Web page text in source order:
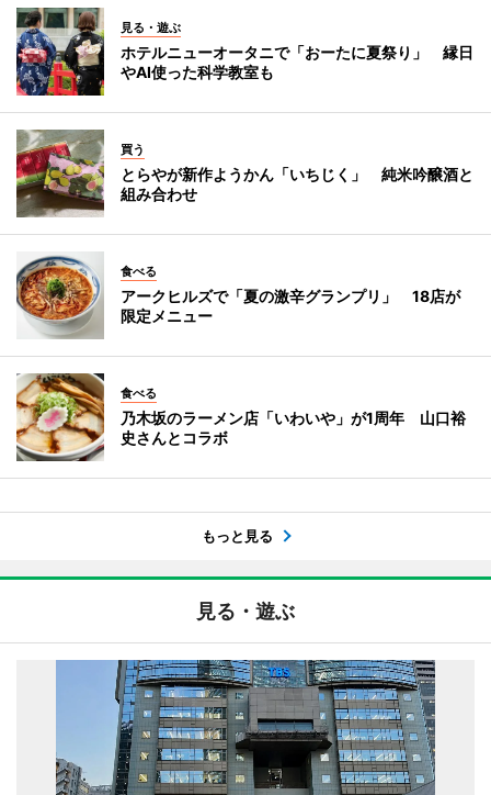
見る・遊ぶ
ホテルニューオータニで「おーたに夏祭り」 縁日
やAI使った科学教室も
買う
とらやが新作ようかん「いちじく」 純米吟醸酒と
組み合わせ
食べる
アークヒルズで「夏の激辛グランプリ」 18店が
限定メニュー
食べる
乃木坂のラーメン店「いわいや」が1周年 山口裕
史さんとコラボ
もっと見る
見る・遊ぶ